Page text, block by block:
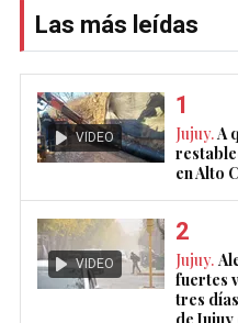
Las más leídas
VIDEO Jujuy.A
en Alto
VIDEO Jujuy.
fuertes
tres